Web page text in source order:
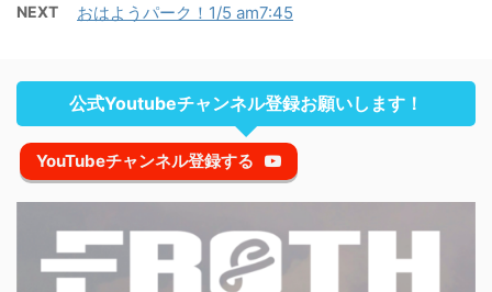
NEXT おはようパーク！1/5 am7:45
公式Youtubeチャンネル登録お願いします！
YouTubeチャンネル登録する